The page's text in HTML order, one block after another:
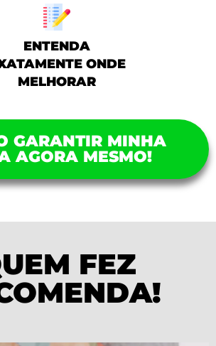
ENTENDA
ONDE
MELHORAR
GARANTIR MINHA
AGORA MESMO!
FEZ